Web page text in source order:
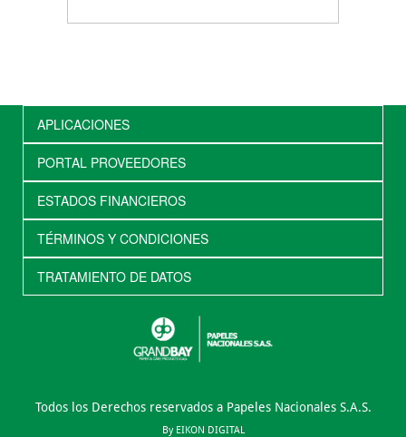
APLICACIONES
PORTAL PROVEEDORES
ESTADOS FINANCIEROS
TÉRMINOS Y CONDICIONES
TRATAMIENTO DE DATOS
Todos los Derechos reservados a Papeles Nacionales S.A.S.
By EIKON DIGITAL